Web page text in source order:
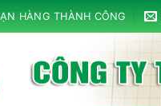
HÀNG THÀNH CÔNG